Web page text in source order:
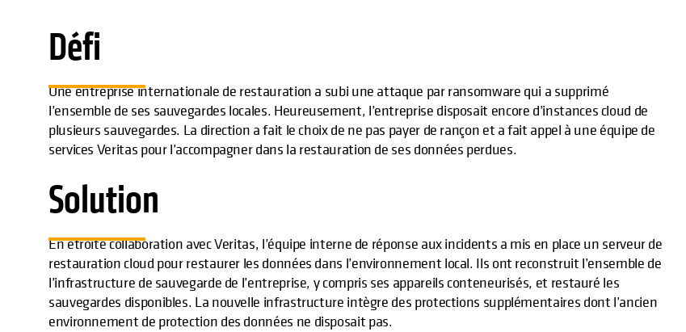
Défi
Une entreprise internationale de restauration a subi une attaque par ransomware qui a supprimé
l’ensemble de ses sauvegardes locales. Heureusement, l’entreprise disposait encore d’instances cloud de
plusieurs sauvegardes. La direction a fait le choix de ne pas payer de rançon et a fait appel à une équipe de
services Veritas pour l’accompagner dans la restauration de ses données perdues.
Solution
En étroite collaboration avec Veritas, l’équipe interne de réponse aux incidents a mis en place un serveur de
restauration cloud pour restaurer les données dans l’environnement local. Ils ont reconstruit l’ensemble de
l’infrastructure de sauvegarde de l’entreprise, y compris ses appareils conteneurisés, et restauré les
sauvegardes disponibles. La nouvelle infrastructure intègre des protections supplémentaires dont l’ancien
environnement de protection des données ne disposait pas.